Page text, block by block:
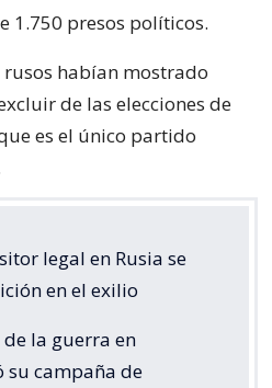
1.750 presos políticos.
habían mostrado
de las elecciones de
es el único partido
legal en Rusia se
en el exilio
la guerra en
su campaña de